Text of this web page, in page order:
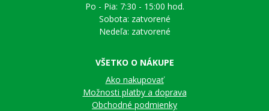
Po - Pia: 7:30 - 15:00 hod.
Sobota: zatvorené
Nedeľa: zatvorené
VŠETKO O NÁKUPE
Ako nakupovať
Možnosti platby a doprava
Obchodné podmienky